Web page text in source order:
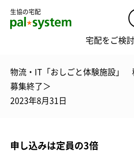
生協の宅配
宅配をご検
物流・IT「おしごと体験施設」
募集終了＞
2023年8月31日
申し込みは定員の3倍